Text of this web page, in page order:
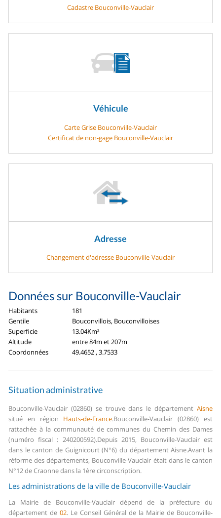
Cadastre Bouconville-Vauclair
Véhicule
Carte Grise Bouconville-Vauclair
Certificat de non-gage Bouconville-Vauclair
Adresse
Changement d'adresse Bouconville-Vauclair
Données sur Bouconville-Vauclair
Habitants
181
Gentile
Bouconvillois, Bouconvilloises
Superficie
13.04Km²
Altitude
entre 84m et 207m
Coordonnées
49.4652 , 3.7533
Situation administrative
Bouconville-Vauclair (02860) se trouve dans le département Aisne
situé en région Hauts-de-France.Bouconville-Vauclair (02860) est
rattachée à la communauté de communes du Chemin des Dames
(numéro fiscal : 240200592).Depuis 2015, Bouconville-Vauclair est
dans le canton de Guignicourt (N°6) du département Aisne.Avant la
réforme des départements, Bouconville-Vauclair était dans le canton
N°12 de Craonne dans la 1ère circonscription.
Les administrations de la ville de Bouconville-Vauclair
La Mairie de Bouconville-Vauclair dépend de la préfecture du
département de02. Le Conseil Général de la Mairie de Bouconville-